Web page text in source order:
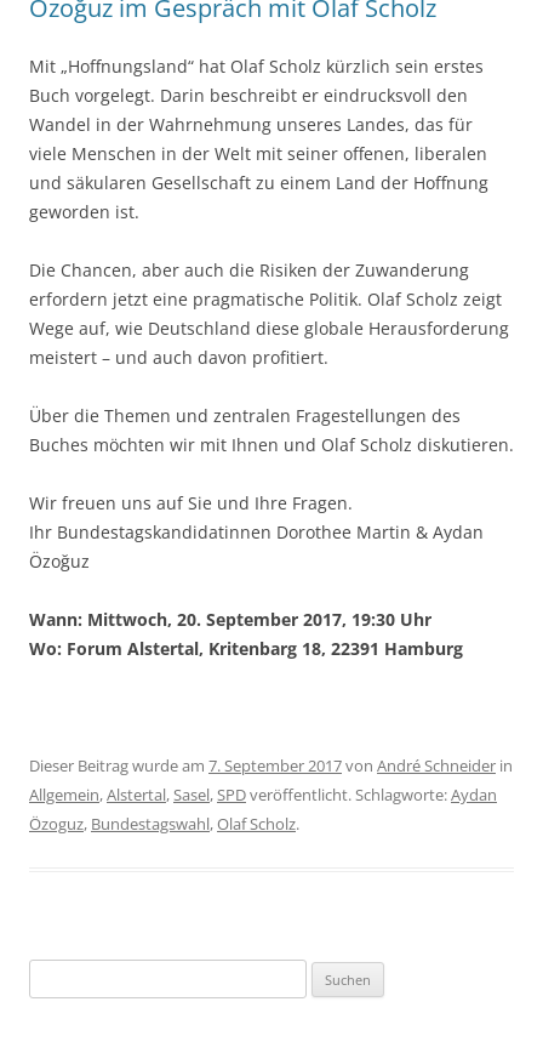
Özoğuz im Gespräch mit Olaf Scholz
Mit „Hoffnungsland“ hat Olaf Scholz kürzlich sein erstes
Buch vorgelegt. Darin beschreibt er eindrucksvoll den
Wandel in der Wahrnehmung unseres Landes, das für
viele Menschen in der Welt mit seiner offenen, liberalen
und säkularen Gesellschaft zu einem Land der Hoffnung
geworden ist.
Die Chancen, aber auch die Risiken der Zuwanderung
erfordern jetzt eine pragmatische Politik. Olaf Scholz zeigt
Wege auf, wie Deutschland diese globale Herausforderung
meistert – und auch davon profitiert.
Über die Themen und zentralen Fragestellungen des
Buches möchten wir mit Ihnen und Olaf Scholz diskutieren.
Wir freuen uns auf Sie und Ihre Fragen.
Ihr Bundestagskandidatinnen Dorothee Martin & Aydan
Özoğuz
Wann: Mittwoch, 20. September 2017, 19:30 Uhr
Wo: Forum Alstertal, Kritenbarg 18, 22391 Hamburg
Dieser Beitrag wurde am 7. September 2017von André Schneider in
Allgemein,Alstertal,Sasel,SPDveröffentlicht. Schlagworte:Aydan
Özoguz, Bundestagswahl,Olaf Scholz.
nach: